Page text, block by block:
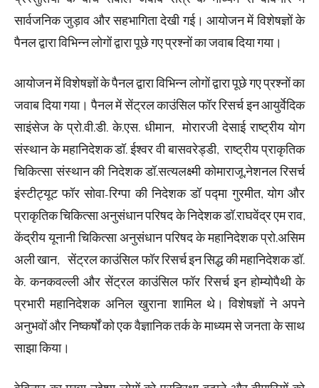
सार्वजनिक जुड़ाव और सहभागिता देखी गई। आयोजन में विशेषज्ञों के
पैनल द्वारा विभिन्न लोगों द्वारा पूछे गए प्रश्नों का जवाब दिया गया।
आयोजन में विशेषज्ञों के पैनल द्वारा विभिन्न लोगों द्वारा पूछे गए प्रश्नों का
जवाब दिया गया। पैनल में सेंट्रल काउंसिल फॉर रिसर्च इन आयुर्वेदिक
साइंसेज के प्रो.वी.डी. के.एस. धीमान, मोरारजी देसाई राष्ट्रीय योग
संस्थान के महानिदेशक डॉ. ईश्वर वी बासवरेड्डी, राष्ट्रीय प्राकृतिक
चिकित्सा संस्थान की निदेशक डॉ.सत्यलक्ष्मी कोमाराजू,नेशनल रिसर्च
इंस्टीट्यूट फॉर सोवा-रिग्पा की निदेशक डॉ पद्मा गुरमीत, योग और
प्राकृतिक चिकित्सा अनुसंधान परिषद के निदेशक डॉ.राघवेंद्र एम राव,
केंद्रीय यूनानी चिकित्सा अनुसंधान परिषद के महानिदेशक प्रो.असिम
अली खान, सेंट्रल काउंसिल फॉर रिसर्च इन सिद्ध की महानिदेशक डॉ.
के. कनकवल्ली और सेंट्रल काउंसिल फॉर रिसर्च इन होम्योपैथी के
प्रभारी महानिदेशक अनिल खुराना शामिल ​थे। विशेषज्ञों ने अपने
अनुभवों और निष्कर्षों को एक वैज्ञानिक तर्क के माध्यम से जनता के साथ
साझा किया।